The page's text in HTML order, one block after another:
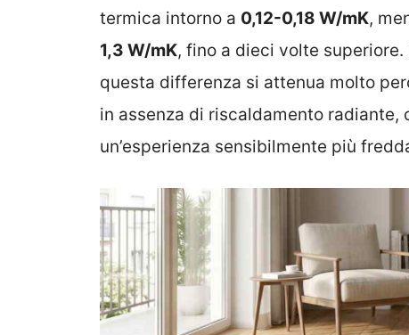
termica intorno a 0,12-0,18 W/mK,
1,3 W/mK, fino a dieci volte
questa differenza si attenua molto
in assenza di riscaldamento radiante,
un’esperienza sensibilmente più